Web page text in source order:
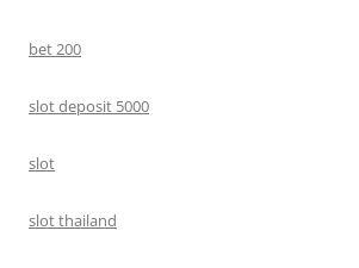
bet 200
slot deposit 5000
slot
slot thailand